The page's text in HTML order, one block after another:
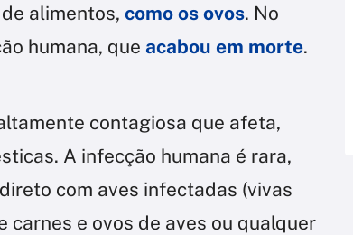
alimentos, como os ovos. No
humana, que acabou em morte.
contagiosa que afeta,
A infecção humana é rara,
com aves infectadas (vivas
carnes e ovos de aves ou qualquer